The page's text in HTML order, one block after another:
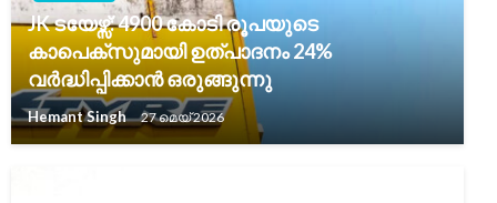
JK ടയേഴ്സ്: 4900 കോടി രൂപയുടെ
കാപെക്സുമായി ഉത്പാദനം 24%
വർദ്ധിപ്പിക്കാൻ ഒരുങ്ങുന്നു
Hemant Singh 27 മെയ്‌ 2026